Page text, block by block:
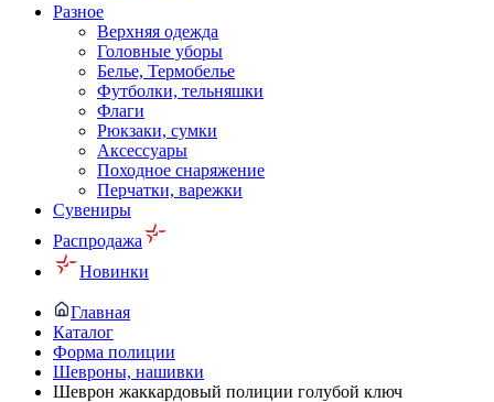
Разное
Верхняя одежда
Головные уборы
Белье, Термобелье
Футболки, тельняшки
Флаги
Рюкзаки, сумки
Аксессуары
Походное снаряжение
Перчатки, варежки
Сувениры
Распродажа
Новинки
Главная
Каталог
Форма полиции
Шевроны, нашивки
Шеврон жаккардовый полиции голубой ключ